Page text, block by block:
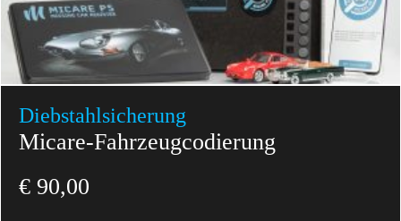
Diebstahl­sicherung
Micare-Fahrzeugcodierung
€ 90,00